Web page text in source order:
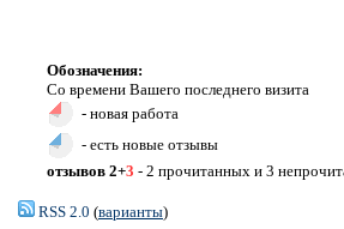
Обозначения:
Со времени Вашего последнего визита
- новая работа
- есть новые отзывы
отзывов 2+3 - 2 прочитанных и 3
RSS 2.0 (варианты)